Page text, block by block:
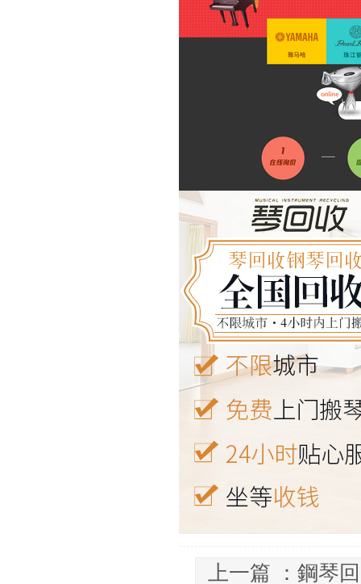
上一篇 ： 鋼琴